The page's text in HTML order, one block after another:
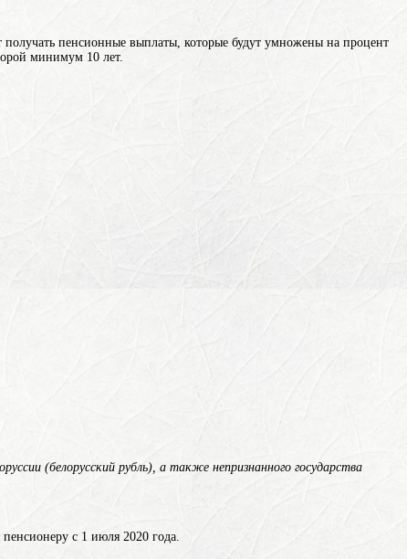
пенсионные выплаты, которые будут умножены на процент
минимум 10 лет.
(белорусский рубль), а также непризнанного государства
с 1 июля 2020 года.